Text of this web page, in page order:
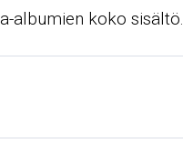
albumien koko sisältö.